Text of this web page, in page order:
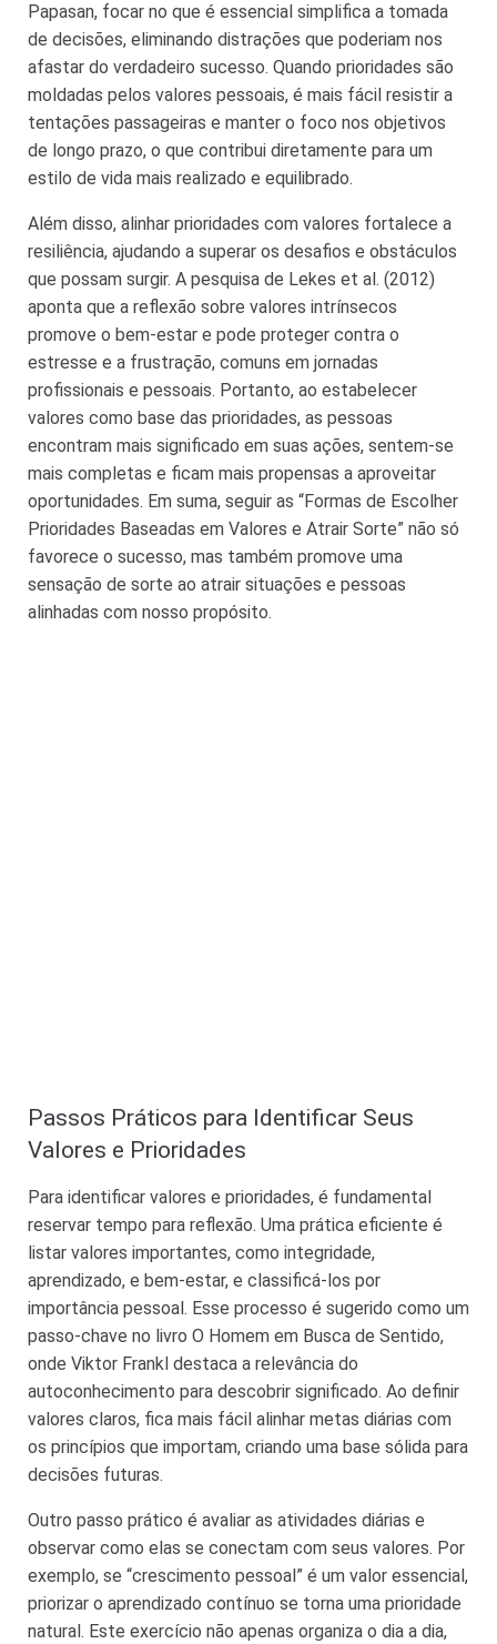
Papasan, focar no que é essencial simplifica a tomada
de decisões, eliminando distrações que poderiam nos
afastar do verdadeiro sucesso. Quando prioridades são
moldadas pelos valores pessoais, é mais fácil resistir a
tentações passageiras e manter o foco nos objetivos
de longo prazo, o que contribui diretamente para um
estilo de vida mais realizado e equilibrado.
Além disso, alinhar prioridades com valores fortalece a
resiliência, ajudando a superar os desafios e obstáculos
que possam surgir. A pesquisa de Lekes et al. (2012)
aponta que a reflexão sobre valores intrínsecos
promove o bem-estar e pode proteger contra o
estresse e a frustração, comuns em jornadas
profissionais e pessoais. Portanto, ao estabelecer
valores como base das prioridades, as pessoas
encontram mais significado em suas ações, sentem-se
mais completas e ficam mais propensas a aproveitar
oportunidades. Em suma, seguir as “Formas de Escolher
Prioridades Baseadas em Valores e Atrair Sorte” não só
favorece o sucesso, mas também promove uma
sensação de sorte ao atrair situações e pessoas
alinhadas com nosso propósito.
Passos Práticos para Identificar Seus
Valores e Prioridades
Para identificar valores e prioridades, é fundamental
reservar tempo para reflexão. Uma prática eficiente é
listar valores importantes, como integridade,
aprendizado, e bem-estar, e classificá-los por
importância pessoal. Esse processo é sugerido como um
passo-chave no livro O Homem em Busca de Sentido,
onde Viktor Frankl destaca a relevância do
autoconhecimento para descobrir significado. Ao definir
valores claros, fica mais fácil alinhar metas diárias com
os princípios que importam, criando uma base sólida para
decisões futuras.
Outro passo prático é avaliar as atividades diárias e
observar como elas se conectam com seus valores. Por
exemplo, se “crescimento pessoal” é um valor essencial,
priorizar o aprendizado contínuo se torna uma prioridade
natural. Este exercício não apenas organiza o dia a dia,